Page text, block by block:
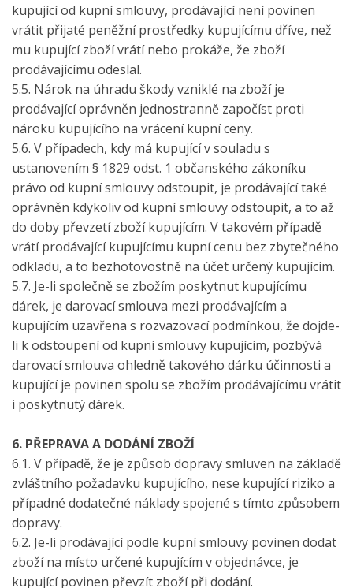
kupující od kupní smlouvy, prodávající není povinen
vrátit přijaté peněžní prostředky kupujícímu dříve, než
mu kupující zboží vrátí nebo prokáže, že zboží
prodávajícímu odeslal.
5.5. Nárok na úhradu škody vzniklé na zboží je
prodávající oprávněn jednostranně započíst proti
nároku kupujícího na vrácení kupní ceny.
5.6. V případech, kdy má kupující v souladu s
ustanovením § 1829 odst. 1 občanského zákoníku
právo od kupní smlouvy odstoupit, je prodávající také
oprávněn kdykoliv od kupní smlouvy odstoupit, a to až
do doby převzetí zboží kupujícím. V takovém případě
vrátí prodávající kupujícímu kupní cenu bez zbytečného
odkladu, a to bezhotovostně na účet určený kupujícím.
5.7. Je-li společně se zbožím poskytnut kupujícímu
dárek, je darovací smlouva mezi prodávajícím a
kupujícím uzavřena s rozvazovací podmínkou, že dojde-
li k odstoupení od kupní smlouvy kupujícím, pozbývá
darovací smlouva ohledně takového dárku účinnosti a
kupující je povinen spolu se zbožím prodávajícímu vrátit
i poskytnutý dárek.
6. PŘEPRAVA A DODÁNÍ ZBOŽÍ
6.1. V případě, že je způsob dopravy smluven na základě
zvláštního požadavku kupujícího, nese kupující riziko a
případné dodatečné náklady spojené s tímto způsobem
dopravy.
6.2. Je-li prodávající podle kupní smlouvy povinen dodat
zboží na místo určené kupujícím v objednávce, je
kupující povinen převzít zboží při dodání.